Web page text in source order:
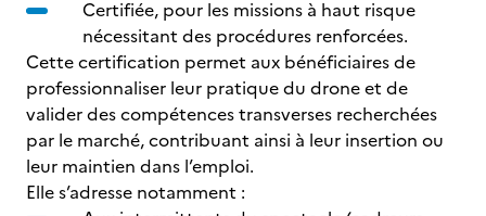
Certifiée, pour les missions à haut risque
nécessitant des procédures renforcées.
Cette certification permet aux bénéficiaires de
professionnaliser leur pratique du drone et de
valider des compétences transverses recherchées
par le marché, contribuant ainsi à leur insertion ou
leur maintien dans l’emploi.
Elle s’adresse notamment :